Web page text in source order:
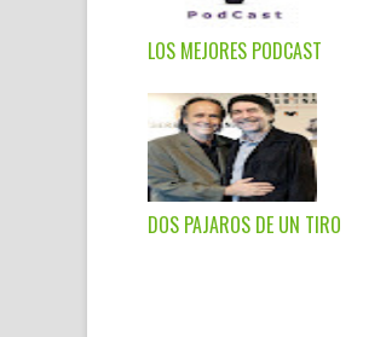
LOS MEJORES PODCAST
DOS PAJAROS DE UN TIRO